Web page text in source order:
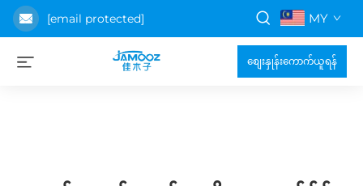
[email protected] MY
စျေးနှုန်းကောက်ယူရန်